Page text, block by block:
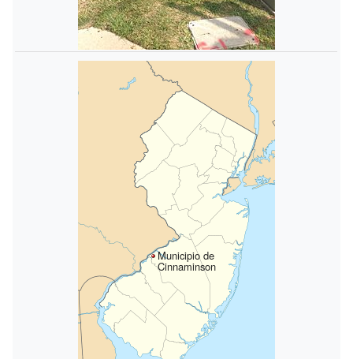
Municipio de
Cinnaminson